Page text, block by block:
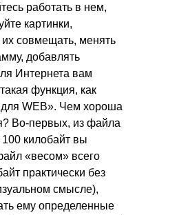
работать в нем,
картинки,
их совмещать, менять
добавлять
Интернета вам
функция, как
для WEB». Чем хороша
Во-первых, из файла
килобайт вы
«весом» всего
практически без
смысле),
ему определенные